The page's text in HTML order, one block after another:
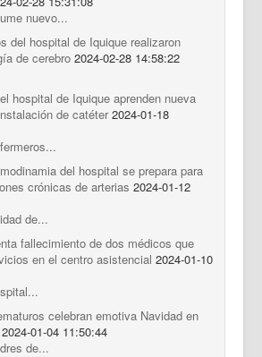
nuevo...
del hospital de Iquique realizaron
de cerebro 2024-02-28 14:58:22
hospital de Iquique aprenden nueva
de catéter 2024-01-18
del hospital se prepara para
crónicas de arterias 2024-01-12
de...
fallecimiento de dos médicos que
en el centro asistencial 2024-01-10
celebran emotiva Navidad en
2024-01-04 11:50:44
de...